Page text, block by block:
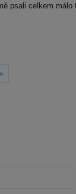
psali celkem
»